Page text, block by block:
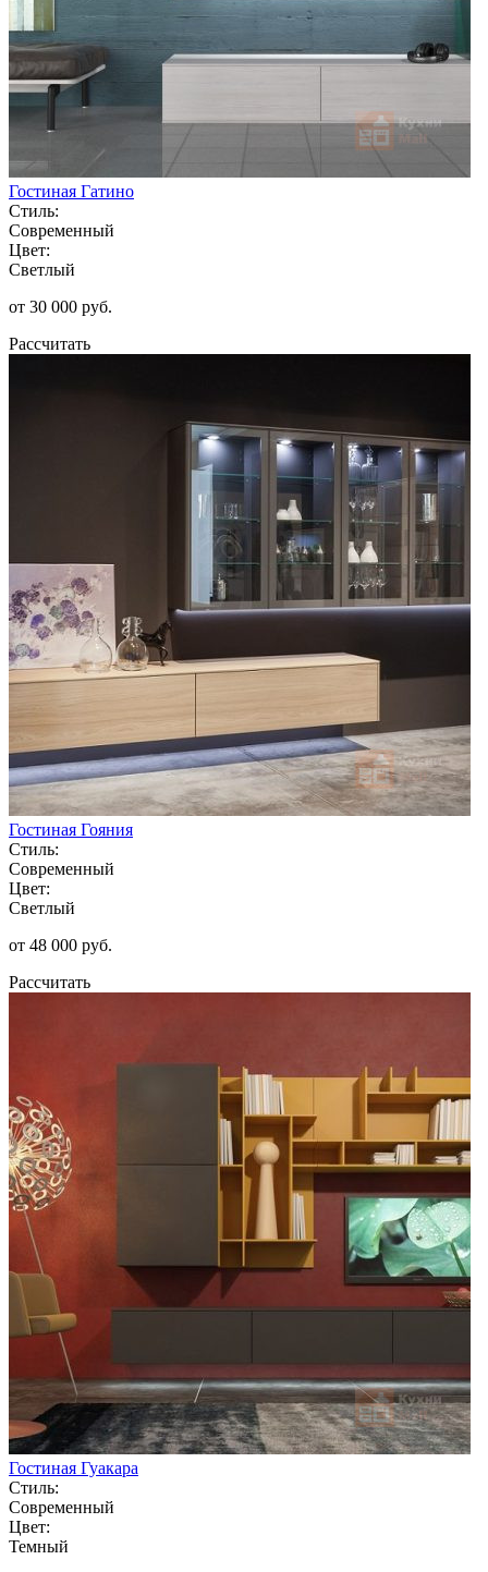
Гостиная Гатино
Стиль:
Современный
Цвет:
Светлый
от 30 000 руб.
Рассчитать
Гостиная Гояния
Стиль:
Современный
Цвет:
Светлый
от 48 000 руб.
Рассчитать
Гостиная Гуакара
Стиль:
Современный
Цвет:
Темный